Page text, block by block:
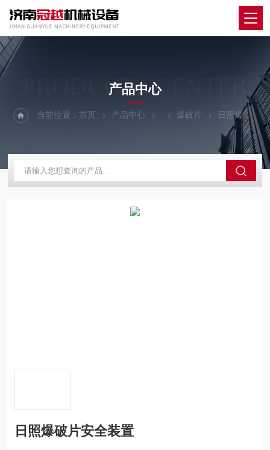
PRODUCTS CENTER
产品中心
当前位置：首页 产品中心 爆破片 日照爆破片安全装置
日照爆破片安全装置